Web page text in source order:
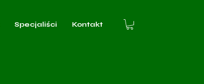
Specjaliści Kontakt